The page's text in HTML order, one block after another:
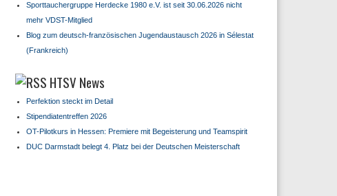
Sporttauchergruppe Herdecke 1980 e.V. ist seit 30.06.2026 nicht
mehr VDST-Mitglied
Blog zum deutsch-französischen Jugendaustausch 2026 in Sélestat
(Frankreich)
HTSV News
Perfektion steckt im Detail
Stipendiatentreffen 2026
OT-Pilotkurs in Hessen: Premiere mit Begeisterung und Teamspirit
DUC Darmstadt belegt 4. Platz bei der Deutschen Meisterschaft